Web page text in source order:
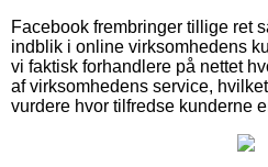
Facebook frembringer tillige ret
indblik i online virksomhedens
vi faktisk forhandlere på nettet
af virksomhedens service,
vurdere hvor tilfredse kunderne